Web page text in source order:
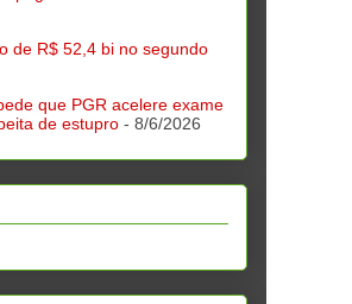
de R$ 52,4 bi no segundo
que PGR acelere exame
de estupro - 8/6/2026